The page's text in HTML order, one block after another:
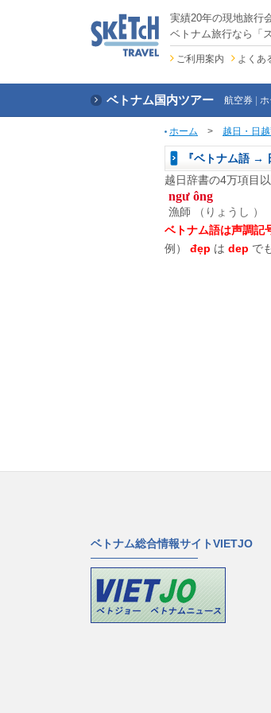
実績20年の現地旅行
ベトナム旅行なら「
ご利用案内 よくあ
ベトナム国内ツアー 航空券
ホーム > 越日・日
『ベトナム語 →
越日辞書の4万項目
ngư ông
漁師 （りょうし ）
ベトナム語は声調記
例）
đẹp は dep で
ベトナム総合情報サイトVIETJO